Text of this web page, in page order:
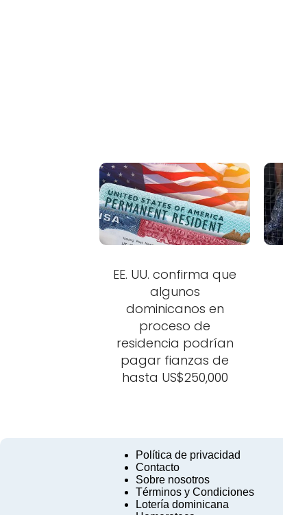
EE. UU. confirma que
algunos
dominicanos en
proceso de
residencia podrían
pagar fianzas de
hasta US$250,000
Política de privacidad
Contacto
Sobre nosotros
Términos y Condiciones
Lotería dominicana